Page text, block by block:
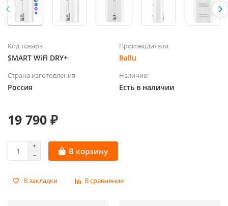
Код товара
SMART WiFi DRY+
Производители
Ballu
Страна изготовления
Россия
Наличие:
Есть в наличии
19 790 ₽
В корзину
В закладки В сравнение